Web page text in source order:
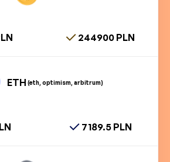
244900 PLN
ETH (eth, optimism, arbitrum)
7189.5 PLN